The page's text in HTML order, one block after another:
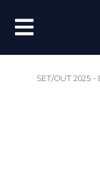
SET/OUT 2025 -